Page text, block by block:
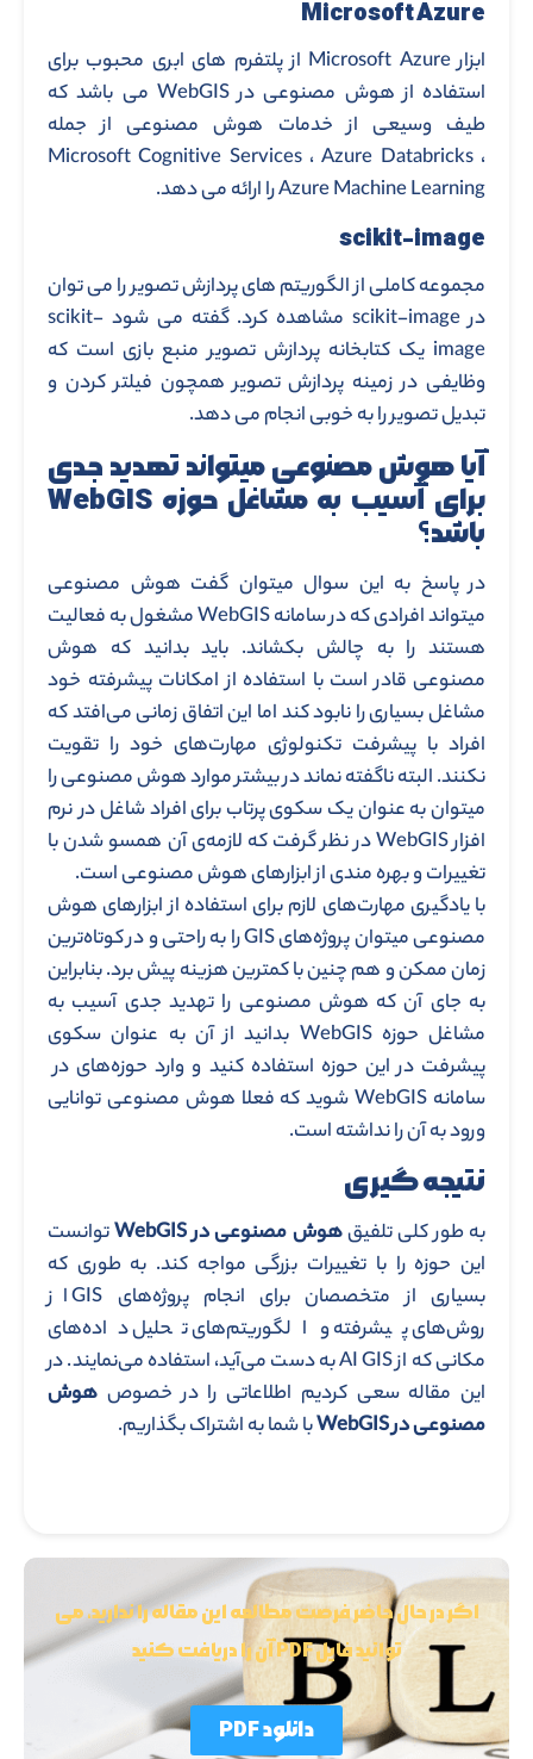
Microsoft Azure
ابزار Microsoft Azure از پلتفرم های ابری محبوب برای
استفاده از هوش مصنوعی در WebGIS می باشد که
طیف وسیعی از خدمات هوش مصنوعی از جمله
Microsoft Cognitive Services ، Azure Databricks ،
Azure Machine Learning را ارائه می دهد.
scikit-image
مجموعه کاملی از الگوریتم های پردازش تصویر را می توان
در scikit-image مشاهده کرد. گفته می شود scikit-
image یک کتابخانه پردازش تصویر منبع بازی است که
وظایفی در زمینه پردازش تصویر همچون فیلتر کردن و
تبدیل تصویر را به خوبی انجام می دهد.
آیا هوش مصنوعی میتواند تهدید جدی
برای آسیب به مشاغل حوزه WebGIS
باشد؟
در پاسخ به این سوال میتوان گفت هوش مصنوعی
میتواند افرادی که در سامانه WebGIS مشغول به فعالیت
هستند را به چالش بکشاند. باید بدانید که هوش
مصنوعی قادر است با استفاده از امکانات پیشرفته خود
مشاغل بسیاری را نابود کند اما این اتفاق زمانی می‌افتد که
افراد با پیشرفت تکنولوژی مهارت‌های خود را تقویت
نکنند. البته ناگفته نماند در بیشتر موارد هوش مصنوعی را
میتوان به عنوان یک سکوی پرتاب برای افراد شاغل در نرم
افزار WebGIS در نظر گرفت که لازمه‌ی آن همسو شدن با
تغییرات و بهره مندی از ابزارهای هوش مصنوعی است.
با یادگیری مهارت‌های لازم برای استفاده از ابزارهای هوش
مصنوعی میتوان پروژه‌های GIS را به راحتی و در کوتاه‌‌ترین
زمان ممکن و هم چنین با کمترین هزینه پیش برد. بنابراین
به جای آن که هوش مصنوعی را تهدید جدی آسیب به
مشاغل حوزه WebGIS بدانید از آن به عنوان سکوی
پیشرفت در این حوزه استفاده کنید و وارد حوزه‌های در
سامانه WebGIS شوید که فعلا هوش مصنوعی توانایی
ورود به آن را نداشته است.
نتیجه گیری
به طور کلی تلفیقهوش مصنوعی در WebGIS
توانست
این حوزه را با تغییرات بزرگی مواجه کند. به طوری که
بسیاری از متخصصان برای انجام پروژه‌های GIS از
روش‌های پیشرفته‌ و الگوریتم‌های تحلیل داده‌های
مکانی که از AI GIS به دست می‌آید، استفاده می‌نمایند. در
این مقاله سعی کردیم اطلاعاتی را در خصوص هوش
مصنوعی در WebGIS
با شما به اشتراک بگذاریم.
اگر در حال حاضر فرصت مطالعه این مقاله را ندارید، می
توانید فایل PDF آن را دریافت کنید
دانلود PDF